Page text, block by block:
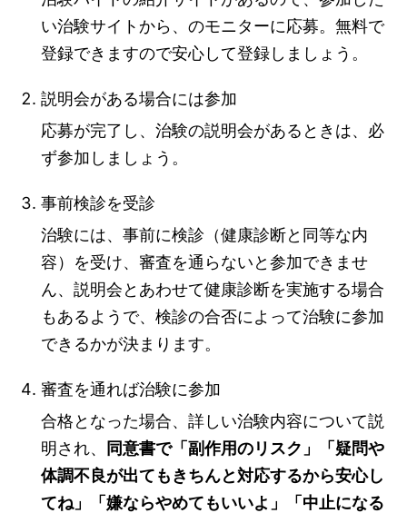
い治験サイトから、のモニターに応募。無料で
登録できますので安心して登録しましょう。
説明会がある場合には参加
応募が完了し、治験の説明会があるときは、必
ず参加しましょう。
事前検診を受診
治験には、事前に検診（健康診断と同等な内
容）を受け、審査を通らないと参加できませ
ん、説明会とあわせて健康診断を実施する場合
もあるようで、検診の合否によって治験に参加
できるかが決まります。
審査を通れば治験に参加
合格となった場合、詳しい治験内容について説
明され、 同意書で「副作用のリスク」「疑問や
体調不良が出てもきちんと対応するから安心し
てね」「嫌ならやめてもいいよ」「中止になる